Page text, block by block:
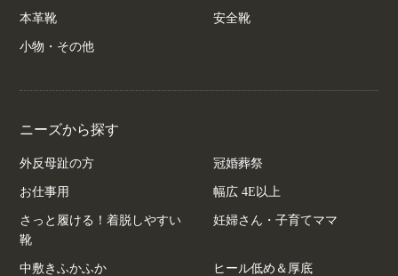
本革靴 安全靴
小物・その他
ニーズから探す
外反母趾の方 冠婚葬祭
お仕事用 幅広 4E以上
さっと履ける！着脱しやすい
靴
妊婦さん・子育てママ
中敷きふかふか ヒール低め＆厚底